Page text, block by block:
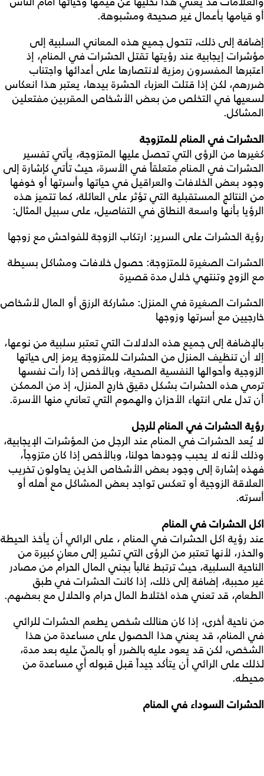
أو قيامها بأعمال غير صحيحة ومشبوهة.
إضافة إلى ذلك، تتحول جميع هذه المعاني السلبية إلى
مؤشرات إيجابية عند رؤيتها تقتل الحشرات في المنام، إذ
اعتبرها المفسرون رمزية لانتصارها على أعدائها واجتناب
ضررهم، لكن إذا قتلت العزباء الحشرة بيدها، يعتبر هذا انعكاس
لسعيها في التخلص من بعض الأشخاص المقربين مفتعلين
المشاكل.
الحشرات في المنام للمتزوجة
كغيرها من الرؤى التي تحصل عليها المتزوجة، يأتي تفسير
الحشرات في المنام متعلقاً في الأسرة، حيث تأتي كإشارة إلى
وجود بعض الخلافات والعراقيل في حياتها وأسرتها أو خوفها
من النتائج المستقبلية التي تؤثر على العائلة، كما تتميز هذه
الرؤيا بأنها واسعة النطاق في التفاصيل، على سبيل المثال:
رؤية الحشرات على السرير: ارتكاب الزوجة للفواحش مع زوجها
الحشرات الصغيرة للمتزوجة: حصول خلافات ومشاكل بسيطة
مع الزوج وتنتهي خلال مدة قصيرة
الحشرات الصغيرة في المنزل: مشاركة الرزق أو المال لأشخاص
خارجيين مع أسرتها وزوجها
بالإضافة إلى جميع هذه الدلالات التي تعتبر سلبية من نوعها،
إلا أن تنظيف المنزل من الحشرات للمتزوجة يرمز إلى حياتها
الزوجية وأحوالها النفسية الصحية، وبالأخص إذا رأت نفسها
ترمي هذه الحشرات بشكل دقيق خارج المنزل، إذ من الممكن
أن تدل على انتهاء الأحزان والهموم التي تعاني منها الأسرة.
رؤية الحشرات في المنام للرجل
لا يُعد الحشرات في المنام عند الرجل من المؤشرات الإيجابية،
وذلك لأنه لا يحبب وجودها حولنا، وبالأخص إذا كان متزوجاً،
فهذه إشارة إلى وجود بعض الأشخاص الذين يحاولون تخريب
العلاقة الزوجية أو تعكس تواجد بعض المشاكل مع أهله أو
أسرته.
اكل الحشرات في المنام
عند رؤية اكل الحشرات في المنام ، على الرائي أن يأخذ الحيطة
والحذر، لأنها تعتبر من الرؤى التي تشير إلى معانٍ كبيرة من
الناحية السلبية، حيث ترتبط غالباً بجني المال الحرام من مصادر
غير محببة، إضافة إلى ذلك، إذا كانت الحشرات في طبق
الطعام، قد تعني هذه اختلاط المال حرام والحلال مع بعضهم.
من ناحية أخرى، إذا كان هنالك شخص يطعم الحشرات للرائي
في المنام، قد يعني هذا الحصول على مساعدة من هذا
الشخص، لكن قد يعود عليه بالضرر أو بالمنّ عليه بعد مدة،
لذلك على الرائي أن يتأكد جيداً قبل قبوله أي مساعدة من
محيطه.
الحشرات السوداء في المنام